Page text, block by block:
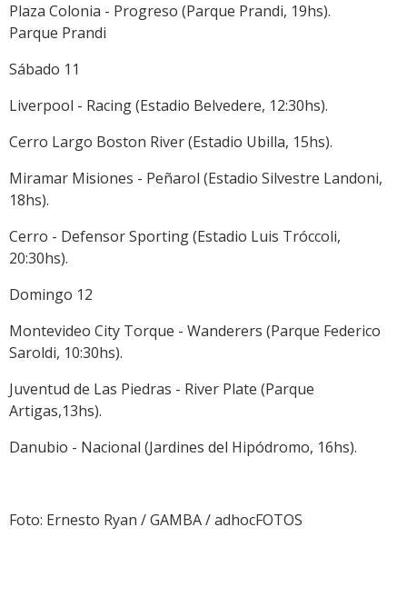
Plaza Colonia - Progreso (Parque Prandi, 19hs).
Parque Prandi
Sábado 11
Liverpool - Racing (Estadio Belvedere, 12:30hs).
Cerro Largo Boston River (Estadio Ubilla, 15hs).
Miramar Misiones - Peñarol (Estadio Silvestre Landoni,
18hs).
Cerro - Defensor Sporting (Estadio Luis Tróccoli,
20:30hs).
Domingo 12
Montevideo City Torque - Wanderers (Parque Federico
Saroldi, 10:30hs).
Juventud de Las Piedras - River Plate (Parque
Artigas,13hs).
Danubio - Nacional (Jardines del Hipódromo, 16hs).
Foto: Ernesto Ryan / GAMBA / adhocFOTOS